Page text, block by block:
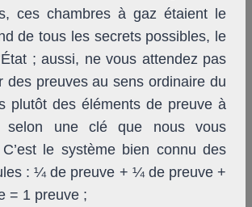
ces chambres à gaz étaient le
de tous les secrets possibles, le
; aussi, ne vous attendez pas
des preuves au sens ordinaire du
plutôt des éléments de preuve à
selon une clé que nous vous
C’est le système bien connu des
: ¼ de preuve + ¼ de preuve +
= 1 preuve ;